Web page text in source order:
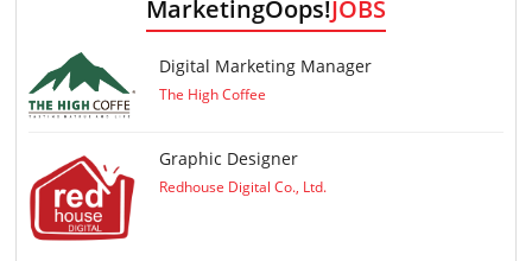
MarketingOops!JOBS
Digital Marketing Manager
The High Coffee
Graphic Designer
Redhouse Digital Co., Ltd.